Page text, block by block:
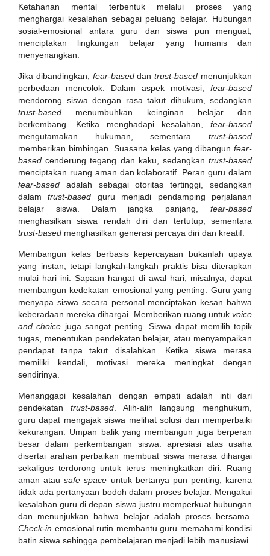
Ketahanan mental terbentuk melalui proses yang
menghargai kesalahan sebagai peluang belajar. Hubungan
sosial-emosional antara guru dan siswa pun menguat,
menciptakan lingkungan belajar yang humanis dan
menyenangkan.
Jika dibandingkan, fear-baseddantrust-based menunjukkan
perbedaan mencolok. Dalam aspek motivasi, fear-based
mendorong siswa dengan rasa takut dihukum, sedangkan
trust-based menumbuhkan keinginan belajar dan
berkembang. Ketika menghadapi kesalahan, fear-based
mengutamakan hukuman, sementara trust-based
memberikan bimbingan. Suasana kelas yang dibangun fear-
based cenderung tegang dan kaku, sedangkan trust-based
menciptakan ruang aman dan kolaboratif. Peran guru dalam
fear-based adalah sebagai otoritas tertinggi, sedangkan
dalamtrust-based guru menjadi pendamping perjalanan
belajar siswa. Dalam jangka panjang, fear-based
menghasilkan siswa rendah diri dan tertutup, sementara
trust-based menghasilkan generasi percaya diri dan kreatif.
Membangun kelas berbasis kepercayaan bukanlah upaya
yang instan, tetapi langkah-langkah praktis bisa diterapkan
mulai hari ini. Sapaan hangat di awal hari, misalnya, dapat
membangun kedekatan emosional yang penting. Guru yang
menyapa siswa secara personal menciptakan kesan bahwa
keberadaan mereka dihargai. Memberikan ruang untuk voice
and choice juga sangat penting. Siswa dapat memilih topik
tugas, menentukan pendekatan belajar, atau menyampaikan
pendapat tanpa takut disalahkan. Ketika siswa merasa
memiliki kendali, motivasi mereka meningkat dengan
sendirinya.
Menanggapi kesalahan dengan empati adalah inti dari
pendekatan trust-based. Alih-alih langsung menghukum,
guru dapat mengajak siswa melihat solusi dan memperbaiki
kekurangan. Umpan balik yang membangun juga berperan
besar dalam perkembangan siswa: apresiasi atas usaha
disertai arahan perbaikan membuat siswa merasa dihargai
sekaligus terdorong untuk terus meningkatkan diri. Ruang
aman atausafe space untuk bertanya pun penting, karena
tidak ada pertanyaan bodoh dalam proses belajar. Mengakui
kesalahan guru di depan siswa justru memperkuat hubungan
dan menunjukkan bahwa belajar adalah proses bersama.
Check-in emosional rutin membantu guru memahami kondisi
batin siswa sehingga pembelajaran menjadi lebih manusiawi.